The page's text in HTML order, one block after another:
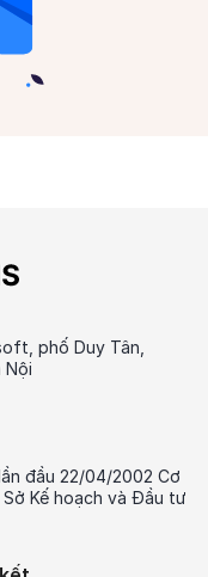
phố Duy Tân,
Nội
đầu 22/04/2002 Cơ
Kế hoạch và Đầu tư